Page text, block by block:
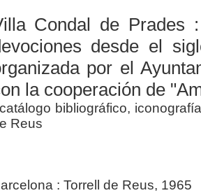
Condal de Prades
desde el
por el
la cooperación de
bibliográfico,
Reus
: Torrell de Reus, 1965